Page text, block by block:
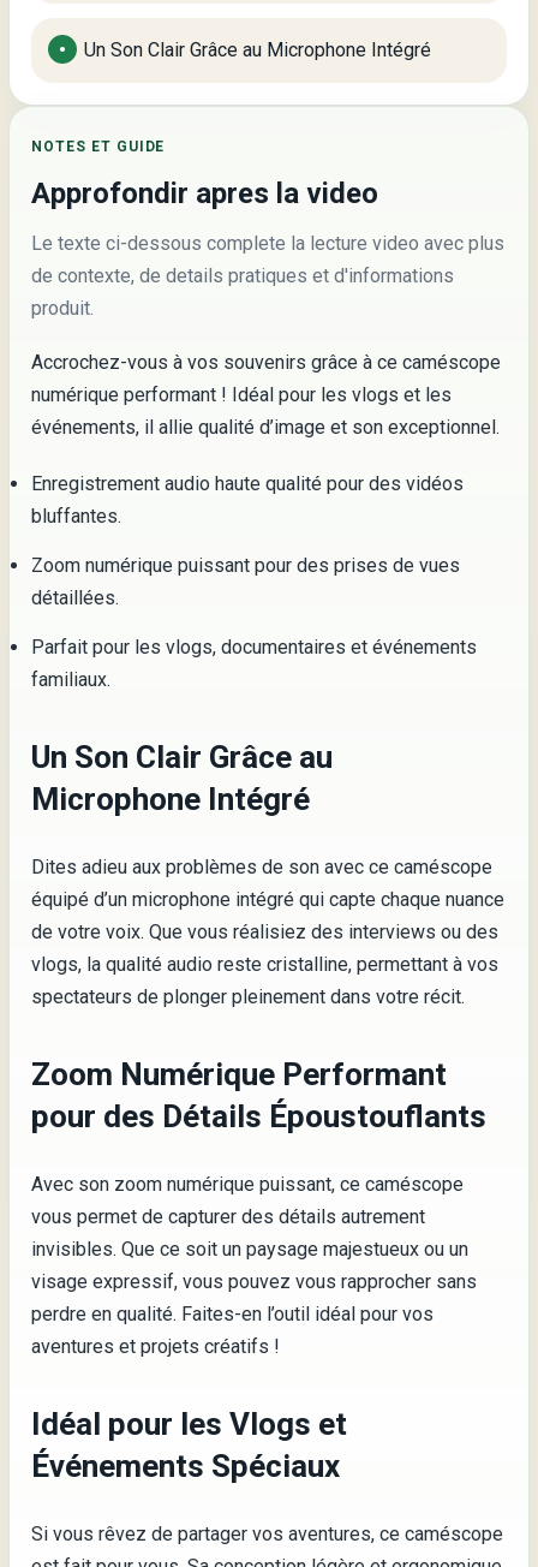
Un Son Clair Grâce au Microphone Intégré
NOTES ET GUIDE
Approfondir apres la video
Le texte ci-dessous complete la lecture video avec plus
de contexte, de details pratiques et d'informations
produit.
Accrochez-vous à vos souvenirs grâce à ce caméscope
numérique performant ! Idéal pour les vlogs et les
événements, il allie qualité d’image et son exceptionnel.
Enregistrement audio haute qualité pour des vidéos
bluffantes.
Zoom numérique puissant pour des prises de vues
détaillées.
Parfait pour les vlogs, documentaires et événements
familiaux.
Un Son Clair Grâce au
Microphone Intégré
Dites adieu aux problèmes de son avec ce caméscope
équipé d’un microphone intégré qui capte chaque nuance
de votre voix. Que vous réalisiez des interviews ou des
vlogs, la qualité audio reste cristalline, permettant à vos
spectateurs de plonger pleinement dans votre récit.
Zoom Numérique Performant
pour des Détails Époustouflants
Avec son zoom numérique puissant, ce caméscope
vous permet de capturer des détails autrement
invisibles. Que ce soit un paysage majestueux ou un
visage expressif, vous pouvez vous rapprocher sans
perdre en qualité. Faites-en l’outil idéal pour vos
aventures et projets créatifs !
Idéal pour les Vlogs et
Événements Spéciaux
Si vous rêvez de partager vos aventures, ce caméscope